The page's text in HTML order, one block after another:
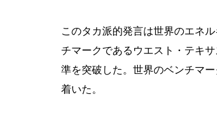
このタカ派的発言は世界のエネ
チマークであるウエスト・テキ
準を突破した。世界のベンチマ
着いた。